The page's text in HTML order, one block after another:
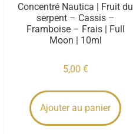
Concentré Nautica | Fruit du
serpent – Cassis –
Framboise – Frais | Full
Moon | 10ml
5,00 €
Ajouter au panier